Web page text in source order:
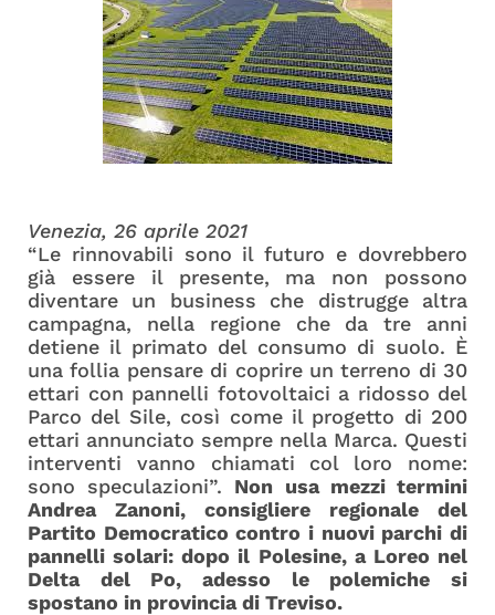
Venezia, 26 aprile 2021
“Le rinnovabili sono il futuro e dovrebbero
già essere il presente, ma non possono
diventare un business che distrugge altra
campagna, nella regione che da tre anni
detiene il primato del consumo di suolo. È
una follia pensare di coprire un terreno di 30
ettari con pannelli fotovoltaici a ridosso del
Parco del Sile, così come il progetto di 200
ettari annunciato sempre nella Marca. Questi
interventi vanno chiamati col loro nome:
sono speculazioni”. Non usa mezzi termini
Andrea Zanoni, consigliere regionale del
Partito Democratico contro i nuovi parchi di
pannelli solari: dopo il Polesine, a Loreo nel
Delta del Po, adesso le polemiche si
spostano in provincia di Treviso.